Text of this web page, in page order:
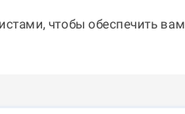
чтобы обеспечить вам